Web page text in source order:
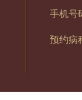
手机号
预约病